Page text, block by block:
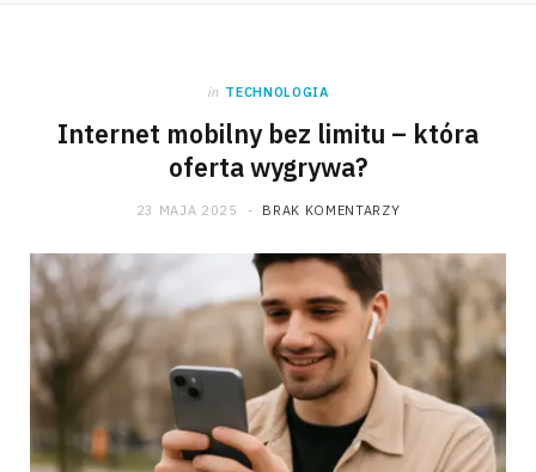
in TECHNOLOGIA
Internet mobilny bez limitu – która
oferta wygrywa?
23 MAJA 2025 BRAK KOMENTARZY